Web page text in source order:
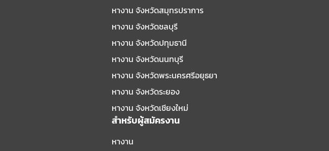
หางาน จังหวัดสมุทรปราการ
หางาน จังหวัดชลบุรี
หางาน จังหวัดปทุมธานี
หางาน จังหวัดนนทบุรี
หางาน จังหวัดพระนครศรีอยุธยา
หางาน จังหวัดระยอง
หางาน จังหวัดเชียงใหม่
สำหรับผู้สมัครงาน
หางาน